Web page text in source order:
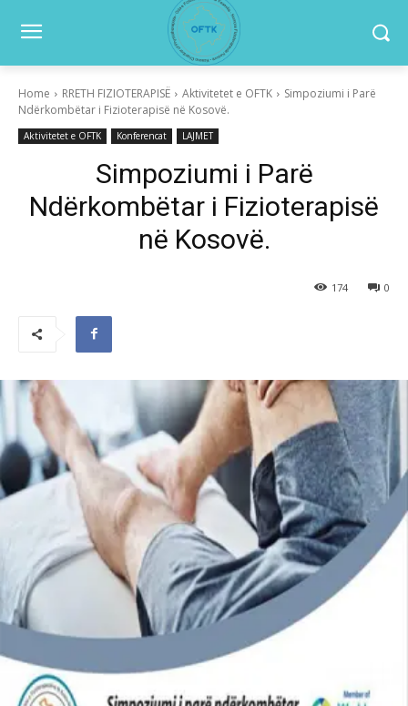
Home RRETH FIZIOTERAPISË Aktivitetet e OFTK
Simpoziumi i Parë
Ndërkombëtar i Fizioterapisë në Kosovë.
Aktivitetet e OFTK Konferencat LAJMET
Simpoziumi i Parë
Ndërkombëtar i Fizioterapisë
në Kosovë.
0
174